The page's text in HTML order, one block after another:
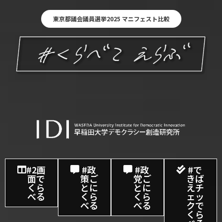
東京都議会議員選挙2025 マニフェスト比較
#2画
面で
くら
べる
#政
策ご
とに
くら
べる
#政
党ご
とに
くら
べる
#で
きば
えチ
ェッ
クで
くら